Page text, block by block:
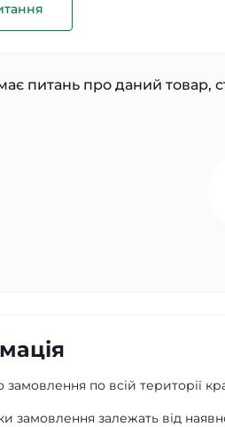
питань про даний товар,
по всій території
замовлення залежать від